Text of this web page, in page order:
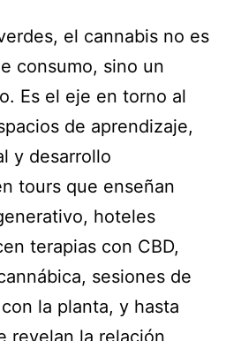
el cannabis no es
consumo, sino un
Es el eje en torno al
de aprendizaje,
y desarrollo
tours que enseñan
hoteles
terapias con CBD,
sesiones de
la planta, y hasta
revelan la relación